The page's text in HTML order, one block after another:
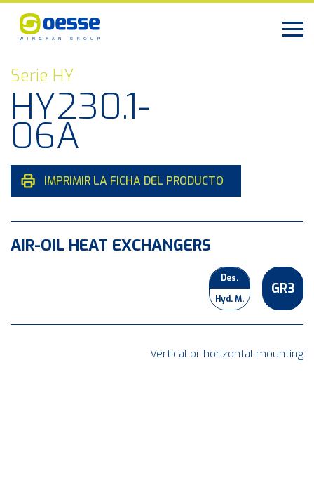
Serie HY
HY230.1-
06A
IMPRIMIR LA FICHA DEL PRODUCTO
AIR-OIL HEAT EXCHANGERS
Des.
Hyd. M.
GR3